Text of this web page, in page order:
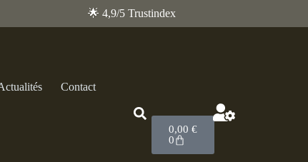
🌟 4,9/5 Trustindex
Contact
0,00 €
0